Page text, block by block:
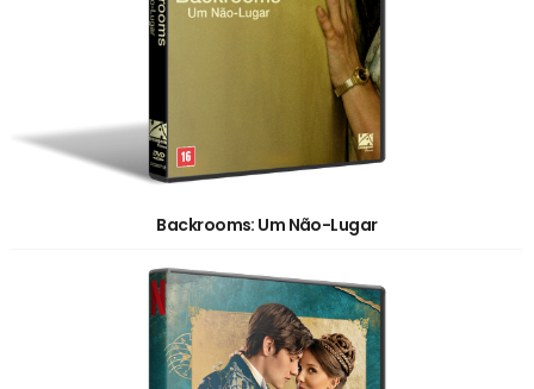
Backrooms: Um Não-Lugar